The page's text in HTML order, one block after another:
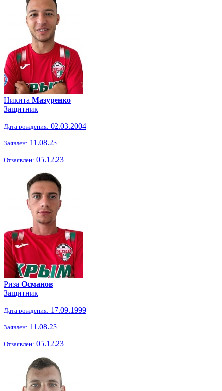
Никита Мазуренко
Защитник
Дата рождения: 02.03.2004
Заявлен: 11.08.23
Отзаявлен: 05.12.23
Риза Османов
Защитник
Дата рождения: 17.09.1999
Заявлен: 11.08.23
Отзаявлен: 05.12.23